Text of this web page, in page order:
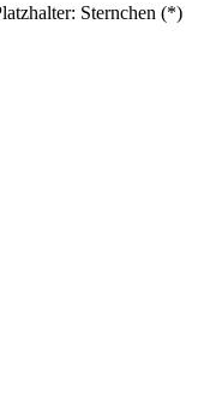
Sternchen (*)